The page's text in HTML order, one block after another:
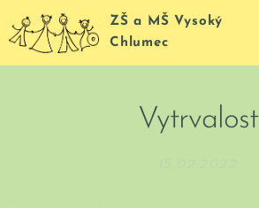
ZŠ a MŠ Vysoký
Chlumec
Vytrvalost